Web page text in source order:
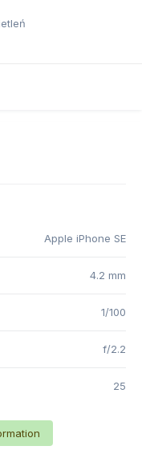
Apple iPhone SE
4.2 mm
1/100
f/2.2
25